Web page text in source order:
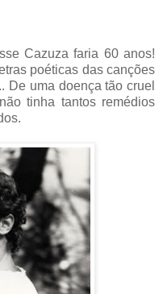
Cazuza faria 60 anos!
poéticas das canções
De uma doença tão cruel
tinha tantos remédios